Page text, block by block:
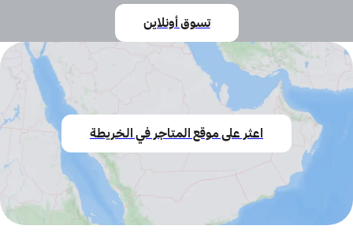
تسوق أونلاين
اعثر على موقع المتاجر في الخريطة